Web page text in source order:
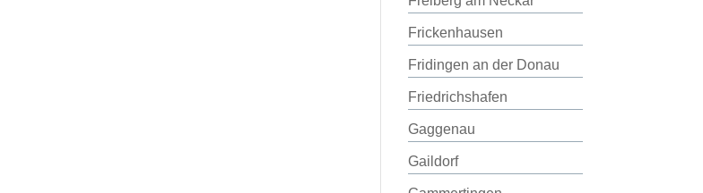
Frickenhausen
Fridingen an der Donau
Friedrichshafen
Gaggenau
Gaildorf